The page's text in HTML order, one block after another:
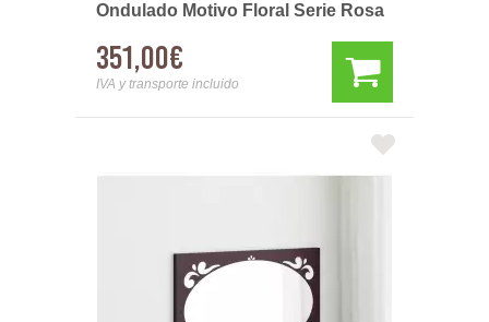
Ondulado Motivo Floral Serie Rosa
351,00€
IVA y transporte incluido